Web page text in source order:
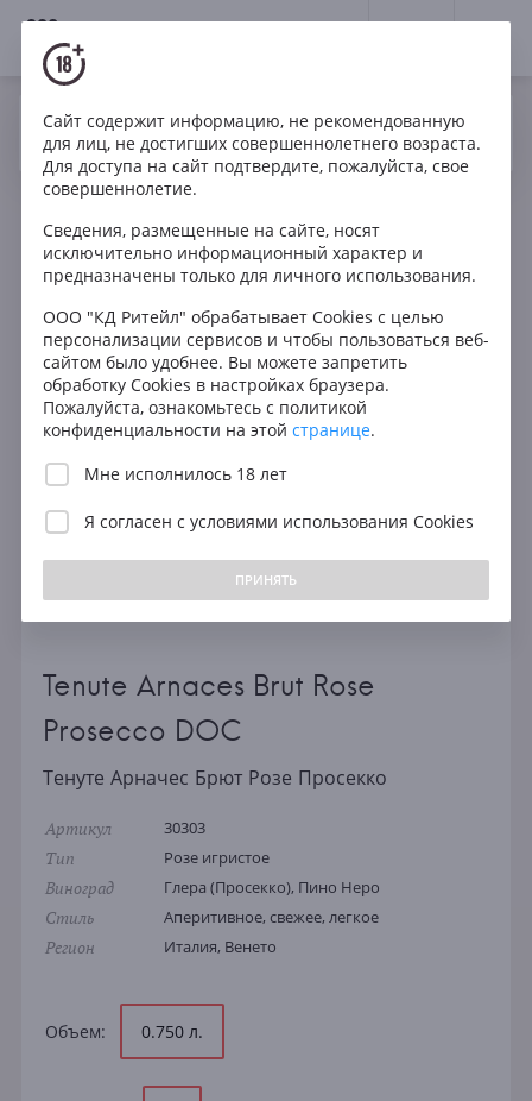
18+
Ваш город Москва ? Да
Вино Розе Игристое
Италия
Tenute Arnaces Brut Rose Prosecco DOC
Tenute Arnaces Brut Rose
Prosecco DOC
Тенуте Арначес Брют Розе Просекко
Артикул 30303
Тип Розе игристое
Виноград Глера (Просекко), Пино Неро
Стиль Аперитивное, свежее, легкое
Регион Италия, Венето
Объем: 0.750 л.
Сайт содержит информацию, не рекомендованную
для лиц, не достигших совершеннолетнего возраста.
Для доступа на сайт подтвердите, пожалуйста, свое
совершеннолетие.
Сведения, размещенные на сайте, носят
исключительно информационный характер и
предназначены только для личного использования.
ООО "КД Ритейл" обрабатывает Cookies с целью
персонализации сервисов и чтобы пользоваться веб-
сайтом было удобнее. Вы можете запретить
обработку Cookies в настройках браузера.
Пожалуйста, ознакомьтесь с политикой
конфиденциальности на этой странице.
Мне исполнилось 18 лет
Я согласен с условиями использования Cookies
ПРИНЯТЬ